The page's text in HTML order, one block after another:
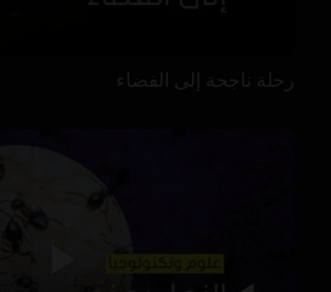
رحلة ناجحة إلى الفضاء